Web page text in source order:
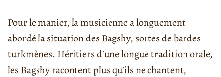
Pour le manier, la musicienne a longuement
abordé la situation des Bagshy, sortes de bardes
turkmènes. Héritiers d’une longue tradition orale,
les Bagshy racontent plus qu’ils ne chantent,